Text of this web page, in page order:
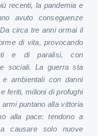
recenti, la pandemia e
avuto conseguenze
circa tre anni ormai il
di vita, provocando
e di paralisi, con
sociali. La guerra sta
ambientali con danni
feriti, milioni di profughi
puntano alla vittoria
alla pace: tendono a
causare solo nuove